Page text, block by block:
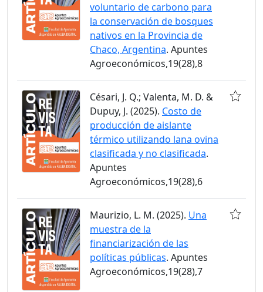
voluntario de carbono para
la conservación de bosques
nativos en la Provincia de
Chaco, Argentina. Apuntes
Agroeconómicos,19(28),8
Césari, J. Q.; Valenta, M. D. &
Dupuy, J. (2025). Costo de
producción de aislante
térmico utilizando lana ovina
clasificada y no clasificada.
Apuntes
Agroeconómicos,19(28),6
Maurizio, L. M. (2025). Una
muestra de la
financiarización de las
políticas públicas. Apuntes
Agroeconómicos,19(28),7